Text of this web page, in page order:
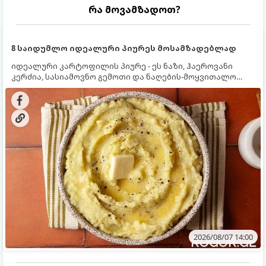
რა მოვამზადოთ?
8 საიდუმლო იდეალური პიურეს მოსამზადებლად
იდეალური კარტოფილის პიურე - ეს ნაზი, ჰაეროვანი
კერძია, სასიამოვნო გემოთი და ნაღების-მოყვითალო
ფერით. მისი მომზადება ძალიან მარტივია, მაგრამ
არსებობს რამდენიმე საიდუმლო, რომლებიც უნდა
იცოდეთ, რომ პიურე იდეალურად გემრიელი გამოვიდეს.
2026/08/07 14:00